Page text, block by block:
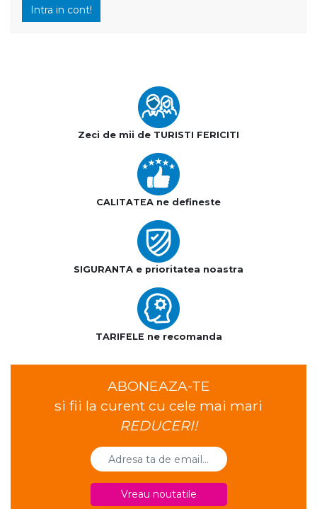
Intra in cont!
Zeci de mii de TURISTI FERICITI
CALITATEA ne defineste
SIGURANTA e prioritatea noastra
TARIFELE ne recomanda
ABONEAZA-TE
si fii la curent cu cele mai mari
REDUCERI!
Vreau noutatile